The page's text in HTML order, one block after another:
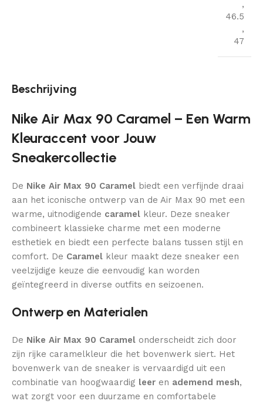
,
46.5
,
47
Beschrijving
Nike Air Max 90 Caramel – Een Warm
Kleuraccent voor Jouw
Sneakercollectie
De Nike Air Max 90 Caramel biedt een verfijnde draai
aan het iconische ontwerp van de Air Max 90 met een
warme, uitnodigende caramel kleur. Deze sneaker
combineert klassieke charme met een moderne
esthetiek en biedt een perfecte balans tussen stijl en
comfort. De Caramel kleur maakt deze sneaker een
veelzijdige keuze die eenvoudig kan worden
geïntegreerd in diverse outfits en seizoenen.
Ontwerp en Materialen
De Nike Air Max 90 Caramel onderscheidt zich door
zijn rijke caramelkleur die het bovenwerk siert. Het
bovenwerk van de sneaker is vervaardigd uit een
combinatie van hoogwaardig leer en ademend mesh,
wat zorgt voor een duurzame en comfortabele